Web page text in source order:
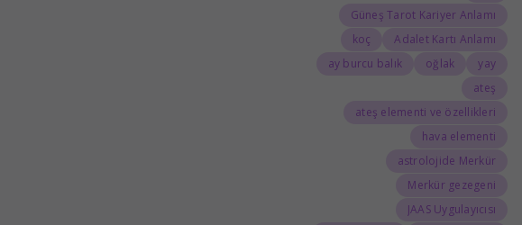
Güneş Tarot Kariyer Anlamı
Adalet Kartı Anlamı
koç
yay
oğlak
ay burcu balık
ateş
ateş elementi ve özellikleri
hava elementi
astrolojide Merkür
Merkür gezegeni
JAAS Uygulayıcısı